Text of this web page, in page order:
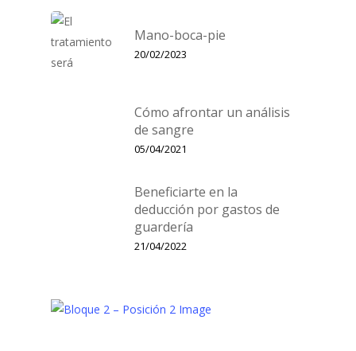
Mano-boca-pie
20/02/2023
Cómo afrontar un análisis
de sangre
05/04/2021
Beneficiarte en la
deducción por gastos de
guardería
21/04/2022